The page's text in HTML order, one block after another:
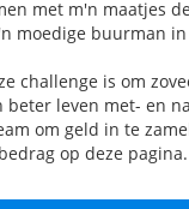
met m'n maatjes
moedige buurman in
challenge is om
beter leven met- en
om geld in te
op deze pagina.